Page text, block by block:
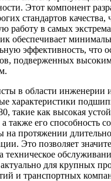
Этот компонент
стандартов качества,
работу в самых
обеспечивает
эффективность, что
подверженных
в области инженерии
характеристики
такие как высокая
также его способность
на протяжении
Это позволяет
техническое
для крупных
и транспортных